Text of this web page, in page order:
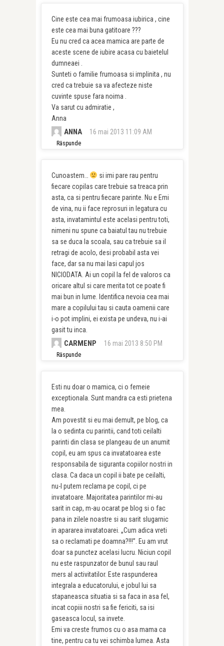
Cine este cea mai frumoasa iubirica , cine
este cea mai buna gatitoare ???
Eu nu cred ca acea mamica are parte de
aceste scene de iubire acasa cu baietelul
dumneaei .
Sunteti o familie frumoasa si implinita , nu
cred ca trebuie sa va afecteze niste
cuvinte spuse fara noima .
Va sarut cu admiratie ,
Anna
ANNA 16 mai 2013 11:09 AM
Răspunde
Cunoastem…
si imi pare rau pentru
fiecare copilas care trebuie sa treaca prin
asta, ca si pentru fiecare parinte. Nu e Emi
de vina, nu ii face reprosuri in legatura cu
asta, invatamintul este acelasi pentru toti,
nimeni nu spune ca baiatul tau nu trebuie
sa se duca la scoala, sau ca trebuie sa il
retragi de acolo, desi probabil asta vei
face, dar sa nu mai lasi capul jos
NICIODATA. Ai un copil la fel de valoros ca
oricare altul si care merita tot ce poate fi
mai bun in lume. Identifica nevoia cea mai
mare a copilului tau si cauta oamenii care
i-o pot implini, ei exista pe undeva, nu i-ai
gasit tu inca.
CARMENP 16 mai 2013 8:50 PM
Răspunde
Esti nu doar o mamica, ci o femeie
exceptionala. Sunt mandra ca esti prietena
mea.
Am povestit si eu mai demult, pe blog, ca
la o sedinta cu parintii, cand toti ceilalti
parinti din clasa se plangeau de un anumit
copil, eu am spus ca invatatoarea este
responsabila de siguranta copiilor nostri in
clasa. Ca daca un copil ii bate pe ceilalti,
nu-l putem reclama pe copil, ci pe
invatatoare. Majoritatea parintilor mi-au
sarit in cap, m-au ocarat pe blog si o fac
pana in zilele noastre si au sarit slugarnic
in apararea invatatoarei. „Cum adica vreti
sa o reclamati pe doamna?!!!”. Eu am vrut
doar sa punctez acelasi lucru. Niciun copil
nu este raspunzator de bunul sau raul
mers al activitatilor. Este raspunderea
integrala a educatorului, e jobul lui sa
stapaneasca situatia si sa faca in asa fel,
incat copiii nostri sa fie fericiti, sa isi
gaseasca locul, sa invete.
Emi va creste frumos cu o asa mama ca
tine, pentru ca tu vei schimba lumea. Asta